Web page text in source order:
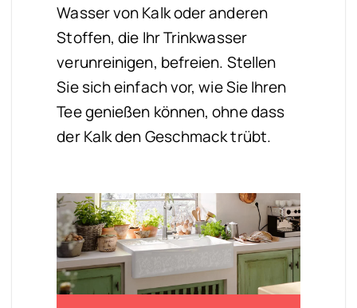
Wasser von Kalk oder anderen
Stoffen, die Ihr Trinkwasser
verunreinigen, befreien. Stellen
Sie sich einfach vor, wie Sie Ihren
Tee genießen können, ohne dass
der Kalk den Geschmack trübt.